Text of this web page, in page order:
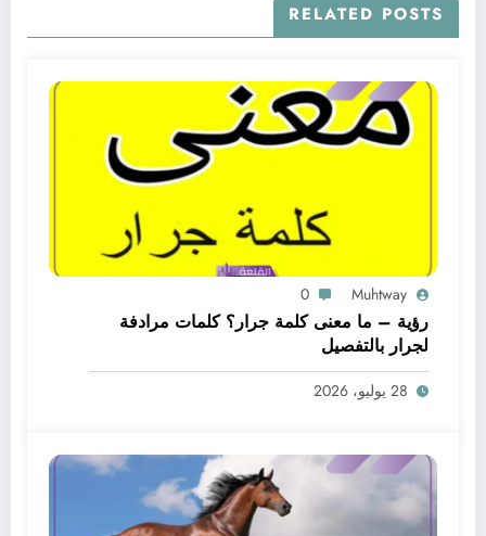
RELATED POSTS
Muhtway
0
رؤية – ما معنى كلمة جرار؟ كلمات مرادفة
لجرار بالتفصيل
28 يوليو، 2026